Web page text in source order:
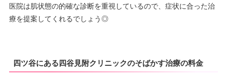
医院は肌状態の的確な診断を重視しているので、症状に合った治
療を提案してくれるでしょう◎
四ツ谷にある四谷見附クリニックのそばかす治療の料金